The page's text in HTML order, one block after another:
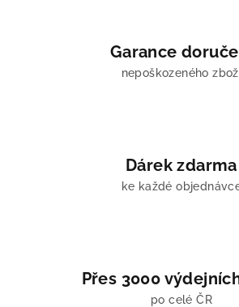
Garance
nepoškozeného
Dárek zdarma
ke každé
Přes 3000
po celé ČR